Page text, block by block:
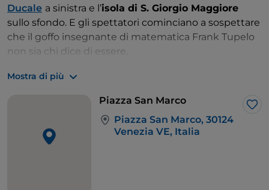
Ducale a sinistra e l’isola di S. Giorgio Maggiore
sullo sfondo. E gli spettatori cominciano a sospettare
che il goffo insegnante di matematica Frank Tupelo
non sia chi dice di essere.
Ducale, compare nel film: è in alcune sale della
storica biblioteca che è ambientato, infatti, il
commissariato di Polizia dove il colonnello Lombardi,
interpretato da Christian De Sica, ascolta il racconto
avventuroso di Frank Tupelo.
Mostra di più
Piazza San Marco
Piazza San Marco, 30124
Venezia VE, Italia